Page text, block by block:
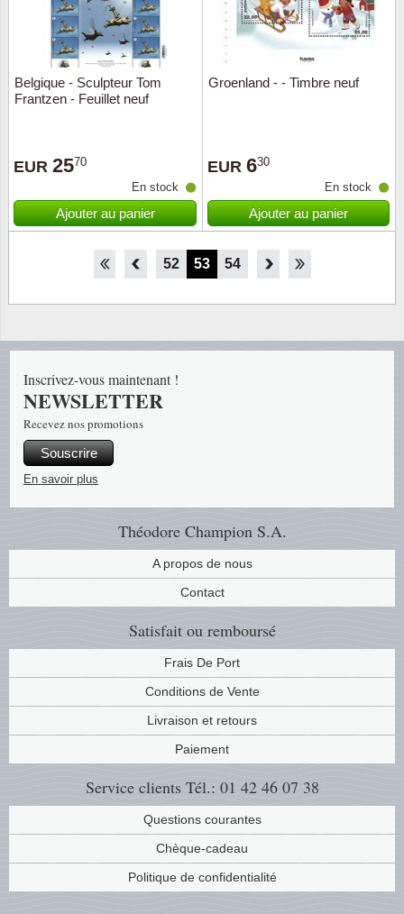
Belgique - Sculpteur Tom
Frantzen - Feuillet neuf
EUR 2570
En stock
Ajouter au panier
Groenland - - Timbre neuf
EUR 630
En stock
Ajouter au panier
50 51 52 53 54 55 56
Théodore Champion S.A.
A propos de nous
Contact
Satisfait ou remboursé
Frais De Port
Conditions de Vente
Livraison et retours
Paiement
Service clients Tél.: 01 42 46 07 38
Questions courantes
Chèque-cadeau
Politique de confidentialité
Inscrivez-vous maintenant !
NEWSLETTER
Recevez nos promotions
Souscrire
En savoir plus